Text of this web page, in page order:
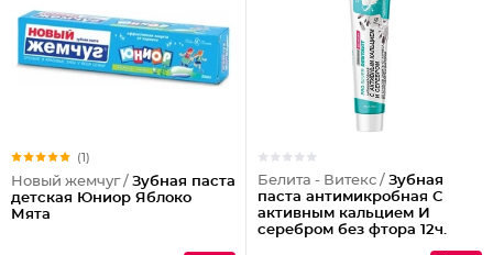
(1)
Новый жемчуг / Зубная паста
детская Юниор Яблоко
Мята
Белита - Витекс / Зубная
паста антимикробная С
активным кальцием И
серебром без фтора 12ч.